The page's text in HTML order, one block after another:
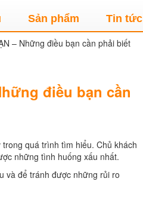
Sản phẩm Tin tức
– Những điều bạn cần phải biết
điều bạn cần
quá trình tìm hiểu. Chủ khách
những tình huống xấu nhất.
và để tránh được những rủi ro